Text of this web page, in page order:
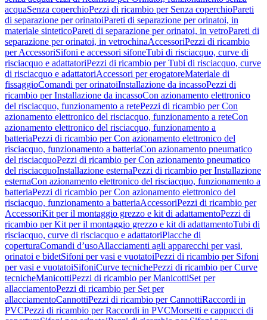
acquaSenza coperchioPezzi di ricambio per Senza coperchioPareti
di separazione per orinatoiPareti di separazione per orinatoi, in
materiale sinteticoPareti di separazione per orinatoi, in vetroPareti di
separazione per orinatoi, in vetrochinaAccessoriPezzi di ricambio
per AccessoriSifoni e accessori sifoneTubi di risciacquo, curve di
risciacquo e adattatoriPezzi di ricambio per Tubi di risciacquo, curve
di risciacquo e adattatoriAccessori per erogatoreMateriale di
fissaggioComandi per orinatoiInstallazione da incassoPezzi di
ricambio per Installazione da incassoCon azionamento elettronico
del risciacquo, funzionamento a retePezzi di ricambio per Con
azionamento elettronico del risciacquo, funzionamento a reteCon
azionamento elettronico del risciacquo, funzionamento a
batteriaPezzi di ricambio per Con azionamento elettronico del
risciacquo, funzionamento a batteriaCon azionamento pneumatico
del risciacquoPezzi di ricambio per Con azionamento pneumatico
del risciacquoInstallazione esternaPezzi di ricambio per Installazione
esternaCon azionamento elettronico del risciacquo, funzionamento a
batteriaPezzi di ricambio per Con azionamento elettronico del
risciacquo, funzionamento a batteriaAccessoriPezzi di ricambio per
AccessoriKit per il montaggio grezzo e kit di adattamentoPezzi di
ricambio per Kit per il montaggio grezzo e kit di adattamentoTubi di
risciacquo, curve di risciacquo e adattatoriPlacche di
coperturaComandi d’usoAllacciamenti agli apparecchi per vasi,
orinatoi e bidetSifoni per vasi e vuotatoiPezzi di ricambio per Sifoni
per vasi e vuotatoiSifoniCurve tecnichePezzi di ricambio per Curve
tecnicheManicottiPezzi di ricambio per ManicottiSet per
allacciamentoPezzi di ricambio per Set per
allacciamentoCannottiPezzi di ricambio per CannottiRaccordi in
PVCPezzi di ricambio per Raccordi in PVCMorsetti e cappucci di